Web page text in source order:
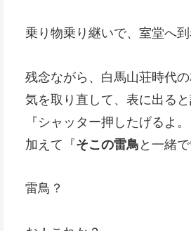
乗り物乗り継いで、室堂へ到
残念ながら、白馬山荘時代
気を取り直して、表に出る
『シャッター押したげるよ。
加えて『そこの雷鳥 と一緒
雷鳥？